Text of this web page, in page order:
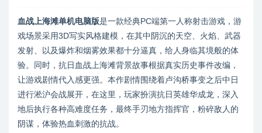
血战上海滩单机电脑版是一款经典PC端第一人称射击游戏，游
戏场景采用3D写实风格建模，在其中阴沉的天空、火焰、武器
发射、以及爆炸和烟雾效果都十分逼真，给人身临其境般的体
验。同时，抗日血战上海滩背景故事根据真实历史事件改编，
让游戏剧情代入感更强。本作剧情围绕着卢沟桥事变之后中日
进行淞沪会战展开，在这里，玩家扮演抗日英雄华成龙，深入
地后执行各种高难度任务，最终手刃地方指挥官，粉碎敌人的
阴谋，体验热血刺激的抗战。